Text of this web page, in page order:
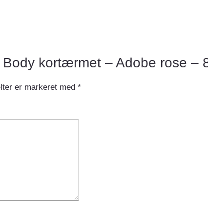
kortærmet – Adobe rose –
er markeret med*